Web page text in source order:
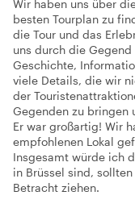
Wir haben uns über
besten Tourplan zu
die Tour und das
uns durch die
Geschichte,
viele Details, die wir
der
Gegenden zu bringen
Er war großartig! Wir
empfohlenen Lokal
Insgesamt würde ich
in Brüssel sind,
Betracht ziehen.